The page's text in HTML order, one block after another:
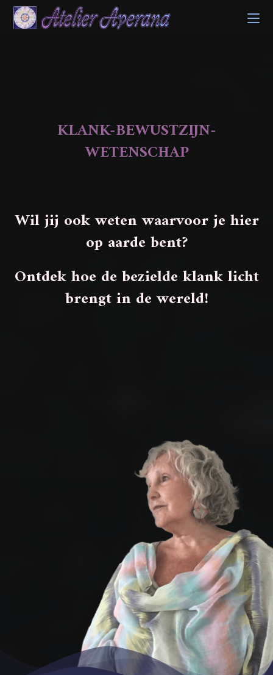
naar
inhoud
KLANK-BEWUSTZIJN-
WETENSCHAP
Wil jij ook weten waarvoor je hier
op aarde bent?
Ontdek hoe de bezielde klank licht
brengt in de wereld!